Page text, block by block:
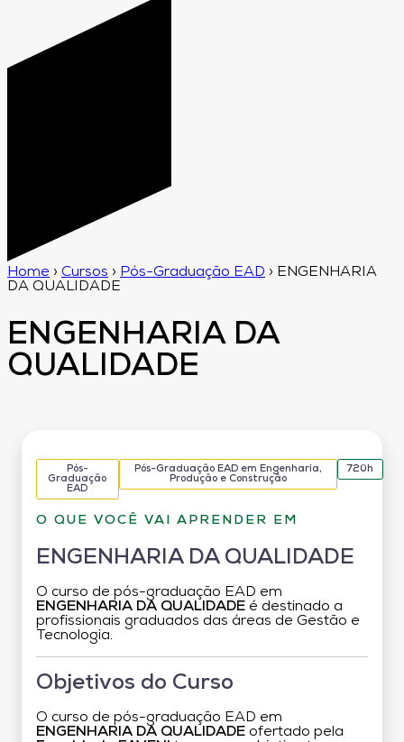
Home › Cursos › Pós-Graduação EAD › ENGENHARIA
DA QUALIDADE
ENGENHARIA DA
QUALIDADE
Pós-
Graduação
EAD
Pós-Graduação EAD em Engenharia,
Produção e Construção
720h
O QUE VOCÊ VAI APRENDER EM
ENGENHARIA DA QUALIDADE
O curso de pós-graduação EAD em
ENGENHARIA DA QUALIDADE é destinado a
profissionais graduados das áreas de Gestão e
Tecnologia.
Objetivos do Curso
O curso de pós-graduação EAD em
ENGENHARIA DA QUALIDADE ofertado pela